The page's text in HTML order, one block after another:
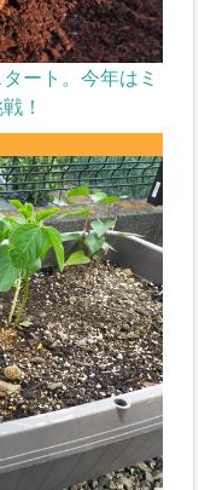
ート。今年はミ
！